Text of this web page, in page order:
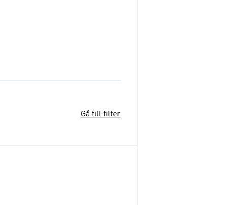
Gå till filter